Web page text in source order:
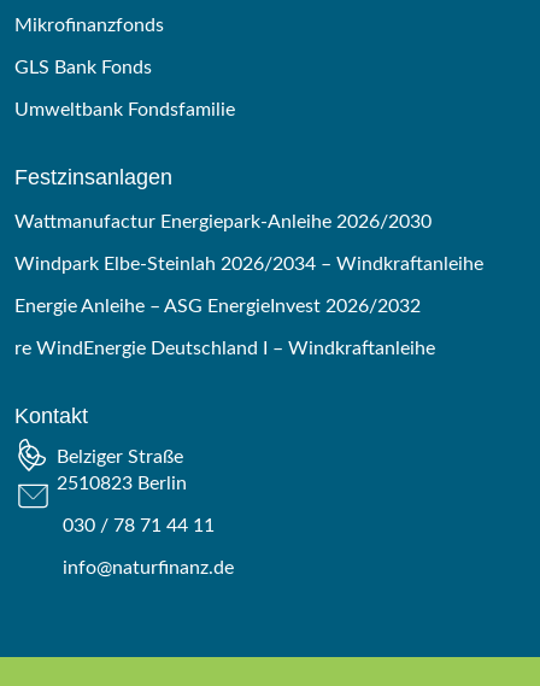
Mikrofinanzfonds
GLS Bank Fonds
Umweltbank Fondsfamilie
Festzinsanlagen
Wattmanufactur Energiepark-Anleihe 2026/2030
Windpark Elbe-Steinlah 2026/2034 – Windkraftanleihe
Energie Anleihe – ASG EnergieInvest 2026/2032
re WindEnergie Deutschland I – Windkraftanleihe
Kontakt
Belziger Straße
2510823 Berlin
030 / 78 71 44 11
info@naturfinanz.de